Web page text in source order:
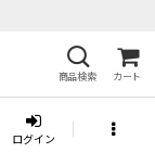
商品検索 カート
ログイン